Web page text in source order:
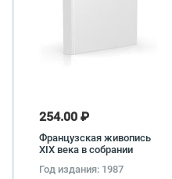
254.00 ₽
Французская живопись
XIX века в собрании
Эрмитажа
Год издания: 1987